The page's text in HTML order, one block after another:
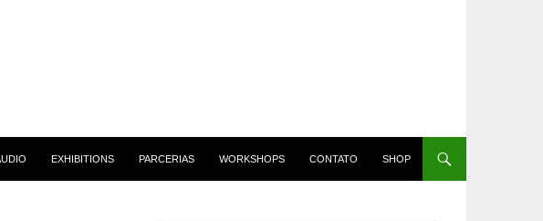
EXHIBITIONS PARCERIAS WORKSHOPS CONTATO SHOP